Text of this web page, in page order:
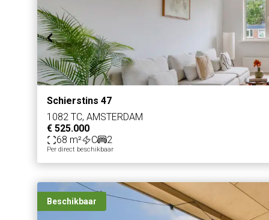
Schierstins 47
1082 TC, AMSTERDAM
€ 525.000
68 m²
C 2
Per direct beschikbaar
Beschikbaar